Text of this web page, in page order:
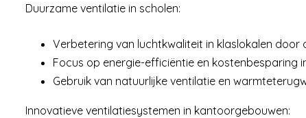
Duurzame ventilatie in scholen:
Verbetering van luchtkwaliteit in klaslokalen door
Focus op energie-efficiëntie en kostenbesparing
Gebruik van natuurlijke ventilatie en
Innovatieve ventilatiesystemen in kantoorgebouwen: